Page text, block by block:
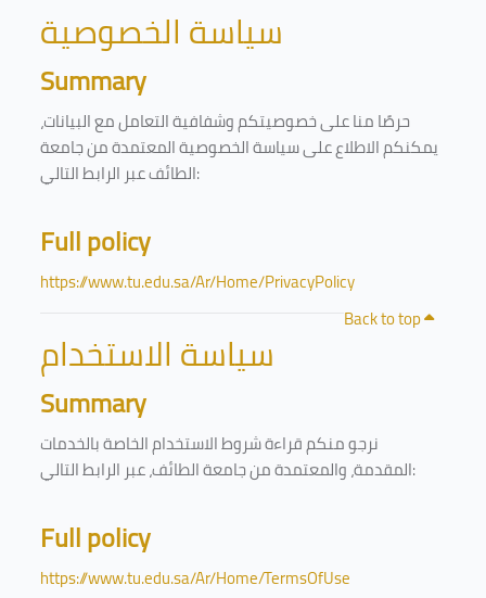
سياسة الخصوصية
Summary
حرصًا منا على خصوصيتكم وشفافية التعامل مع البيانات،
يمكنكم الاطلاع على سياسة الخصوصية المعتمدة من جامعة
الطائف عبر الرابط التالي:
Full policy
https://www.tu.edu.sa/Ar/Home/PrivacyPolicy
Back to top
سياسة الاستخدام
Summary
نرجو منكم قراءة شروط الاستخدام الخاصة بالخدمات
المقدمة، والمعتمدة من جامعة الطائف، عبر الرابط التالي:
Full policy
https://www.tu.edu.sa/Ar/Home/TermsOfUse